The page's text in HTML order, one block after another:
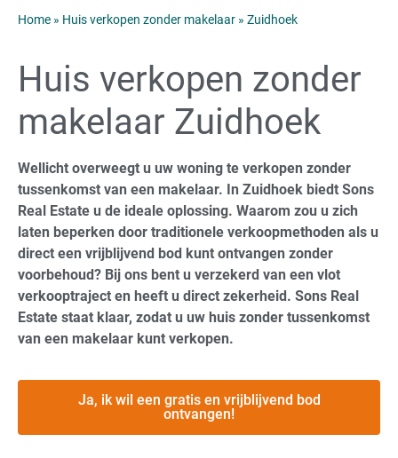
Home » Huis verkopen zonder makelaar » Zuidhoek
Huis verkopen zonder
makelaar Zuidhoek
Wellicht overweegt u uw woning te verkopen zonder
tussenkomst van een makelaar. In Zuidhoek biedt Sons
Real Estate u de ideale oplossing. Waarom zou u zich
laten beperken door traditionele verkoopmethoden als u
direct een vrijblijvend bod kunt ontvangen zonder
voorbehoud? Bij ons bent u verzekerd van een vlot
verkooptraject en heeft u direct zekerheid. Sons Real
Estate staat klaar, zodat u uw huis zonder tussenkomst
van een makelaar kunt verkopen.
Ja, ik wil een gratis en vrijblijvend bod
ontvangen!